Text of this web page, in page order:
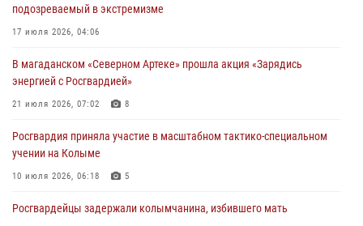
Кинологический тандем из Магадана завоевал бронзу на
подозреваемый в экстремизме
17 июля 2026, 04:06
В магаданском «Северном Артеке» прошла акция «Зарядись
энергией с Росгвардией»
21 июля 2026, 07:02 8
Росгвардия приняла участие в масштабном тактико-специальном
учении на Колыме
10 июля 2026, 06:18 5
Росгвардейцы задержали колымчанина, избившего мать